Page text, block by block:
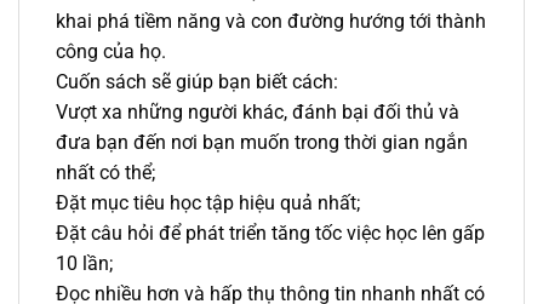
khai phá tiềm năng và con đường hướng tới thành
công của họ.
Cuốn sách sẽ giúp bạn biết cách:
Vượt xa những người khác, đánh bại đối thủ và
đưa bạn đến nơi bạn muốn trong thời gian ngắn
nhất có thể;
Đặt mục tiêu học tập hiệu quả nhất;
Đặt câu hỏi để phát triển tăng tốc việc học lên gấp
10 lần;
Đọc nhiều hơn và hấp thụ thông tin nhanh nhất có